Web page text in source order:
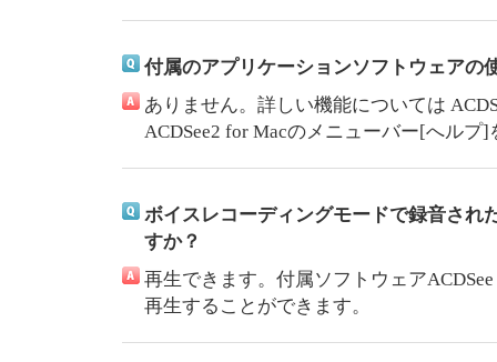
付属のアプリケーションソフトウェアの
ありません。詳しい機能については
ACDSee2 for Macのメニューバー[へルプ
ボイスレコーディングモードで録音され
すか？
再生できます。付属ソフトウェア
再生することができます。